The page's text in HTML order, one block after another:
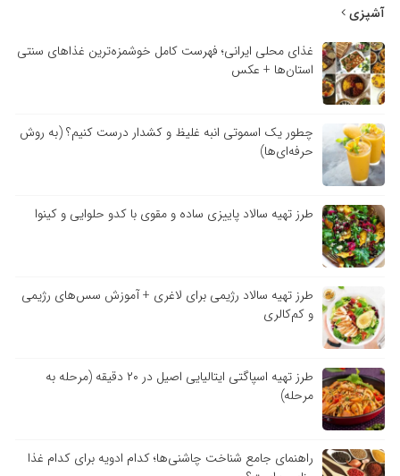
آشپزی
غذای محلی ایرانی؛ فهرست کامل خوشمزه‌ترین غذاهای سنتی
استان‌ها + عکس
چطور یک اسموتی انبه غلیظ و کشدار درست کنیم؟ (به روش
حرفه‌ای‌ها)
طرز تهیه سالاد پاییزی ساده و مقوی با کدو حلوایی و کینوا
طرز تهیه سالاد رژیمی برای لاغری + آموزش سس‌های رژیمی
و کم‌کالری
طرز تهیه اسپاگتی ایتالیایی اصیل در ۲۰ دقیقه (مرحله به
مرحله)
راهنمای جامع شناخت چاشنی‌ها؛ کدام ادویه برای کدام غذا